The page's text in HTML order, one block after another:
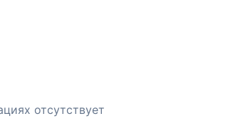
отсутствует